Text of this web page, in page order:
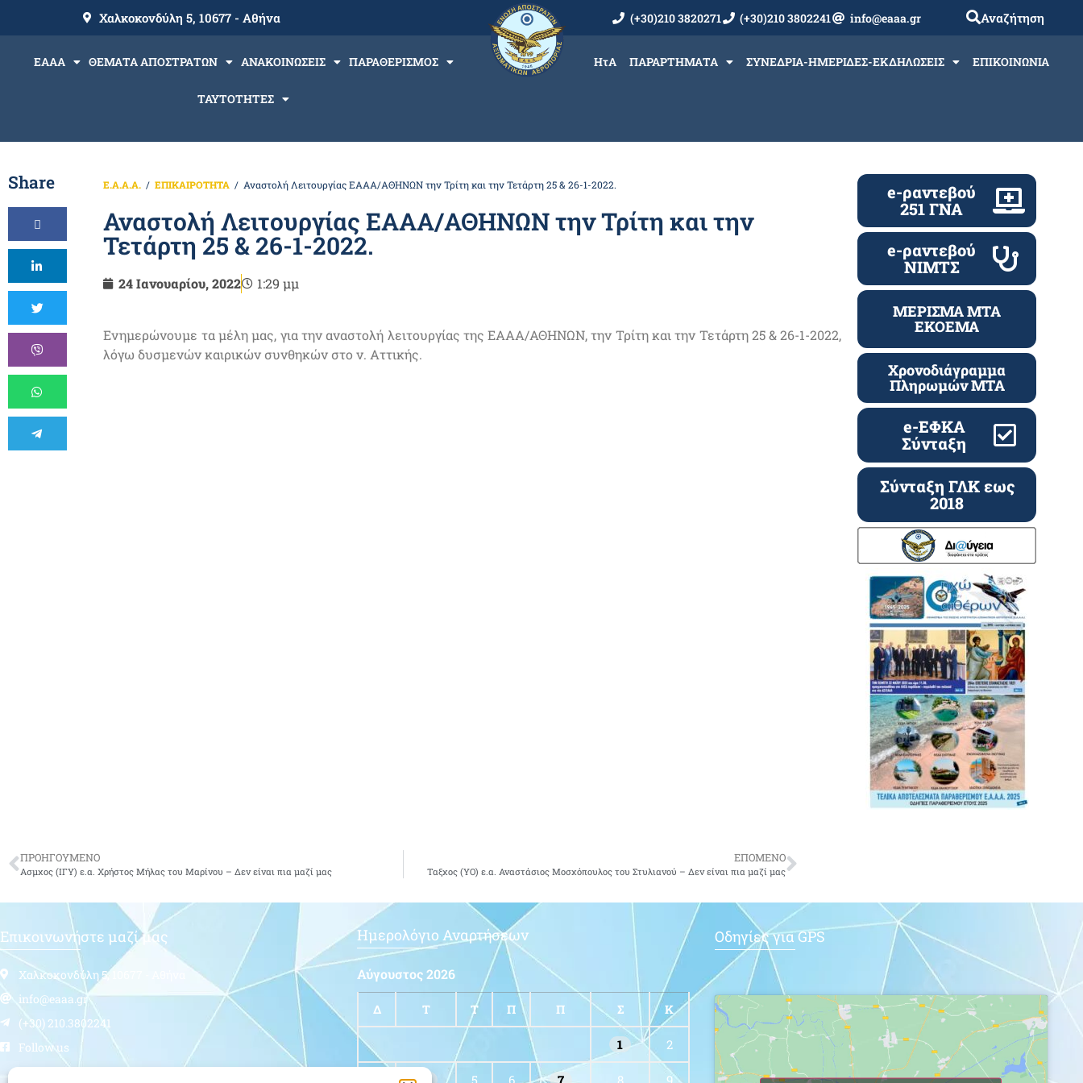
Χαλκοκονδύλη 5, 10677 - Αθήνα (+30)210 3820271 (+30)210 3802241 info@eaaa.gr Αναζήτηση
ΕΑΑΑ ΘΕΜΑΤΑ ΑΠΟΣΤΡΑΤΩΝ ΑΝΑΚΟΙΝΩΣΕΙΣ ΠΑΡΑΘΕΡΙΣΜΟΣ
ΤΑΥΤΟΤΗΤΕΣ
ΗτΑ ΠΑΡΑΡΤΗΜΑΤΑ ΣΥΝΕΔΡΙΑ-ΗΜΕΡΙΔΕΣ-ΕΚΔΗΛΩΣΕΙΣ ΕΠΙΚΟΙΝΩΝΙΑ
Share Ε.Α.Α.Α. ΕΠΙΚΑΙΡΟΤΗΤΑ Αναστολή Λειτουργίας ΕΑΑΑ/ΑΘΗΝΩΝ την Τρίτη και την Τετάρτη 25 & 26-1-2022.
Αναστολή Λειτουργίας ΕΑΑΑ/ΑΘΗΝΩΝ την Τρίτη και την
Τετάρτη 25 & 26-1-2022.
24 Ιανουαρίου, 2022 1:29 μμ
Ενημερώνουμε τα μέλη μας, για την αναστολή λειτουργίας της ΕΑΑΑ/ΑΘΗΝΩΝ, την Τρίτη και την Τετάρτη 25 & 26-1-2022,
λόγω δυσμενών καιρικών συνθηκών στο ν. Αττικής.
e-ραντεβού
251 ΓΝΑ
e-ραντεβού
ΝΙΜΤΣ
ΜΕΡΙΣΜΑ ΜΤΑ
ΕΚΟΕΜΑ
Χρονοδιάγραμμα
Πληρωμών ΜΤΑ
e-ΕΦΚΑ
Σύνταξη
Σύνταξη ΓΛΚ εως
2018
ΠΡΟΗΓΟΥΜΕΝΟ
Ασμχος (ΙΓΥ) ε.α. Χρήστος Μήλας του Μαρίνου – Δεν είναι πια μαζί μας
ΕΠΟΜΕΝΟ
Ταξχος (ΥΟ) ε.α. Αναστάσιος Μοσχόπουλος του Στυλιανού – Δεν είναι πια μαζί μας
Επικοινωνήστε μαζί μας
Χαλκοκονδύλη 5, 10677 - Αθήνα
info@eaaa.gr
(+30) 210.3802241
Follow us
Ημερολόγιο Αναρτήσεων
Αύγουστος 2026
Δ Τ Τ Π Π Σ Κ
1 2
5 6 7 8 9
Οδηγίες για GPS